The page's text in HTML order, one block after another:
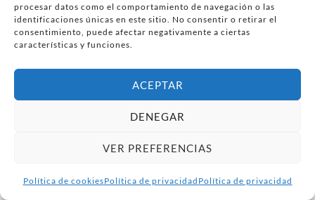
procesar datos como el comportamiento de navegación o las
identificaciones únicas en este sitio. No consentir o retirar el
consentimiento, puede afectar negativamente a ciertas
características y funciones.
ACEPTAR
DENEGAR
VER PREFERENCIAS
Política de cookiesPolítica de privacidad Política de privacidad